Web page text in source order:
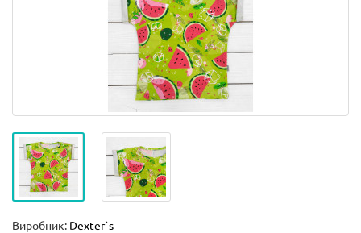
Виробник: Dexter`s